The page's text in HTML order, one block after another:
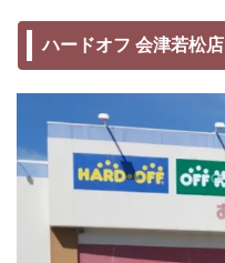
ハードオフ 会津若松店